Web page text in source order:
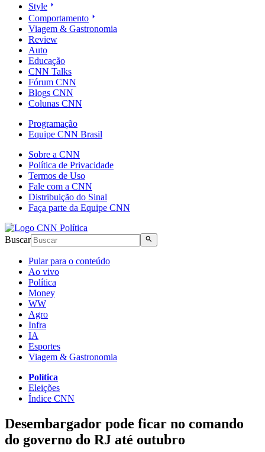
Style
Comportamento
Viagem & Gastronomia
Review
Auto
Educação
CNN Talks
Fórum CNN
Blogs CNN
Colunas CNN
Programação
Equipe CNN Brasil
Sobre a CNN
Política de Privacidade
Termos de Uso
Fale com a CNN
Distribuição do Sinal
Faça parte da Equipe CNN
Buscar
Pular para o conteúdo
Ao vivo
Política
Money
WW
Agro
Infra
IA
Esportes
Viagem & Gastronomia
Política
Eleições
Índice CNN
Desembargador pode ficar no comando
do governo do RJ até outubro